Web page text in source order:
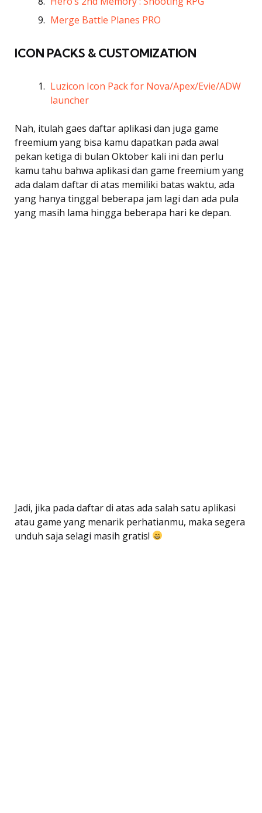
Merge Battle Planes PRO
ICON PACKS & CUSTOMIZATION
Luzicon Icon Pack for Nova/Apex/Evie/ADW
launcher
Nah, itulah gaes daftar aplikasi dan juga game
freemium yang bisa kamu dapatkan pada awal
pekan ketiga di bulan Oktober kali ini dan perlu
kamu tahu bahwa aplikasi dan game freemium yang
ada dalam daftar di atas memiliki batas waktu, ada
yang hanya tinggal beberapa jam lagi dan ada pula
yang masih lama hingga beberapa hari ke depan.
Jadi, jika pada daftar di atas ada salah satu aplikasi
atau game yang menarik perhatianmu, maka segera
unduh saja selagi masih gratis!